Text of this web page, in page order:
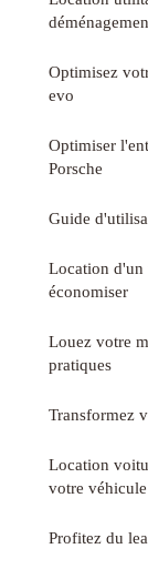
Optimisez
evo
Optimiser
Porsche
Guide
Location d'un
économiser
Louez votre
pratiques
Transformez
Location
votre véhicule
Profitez du